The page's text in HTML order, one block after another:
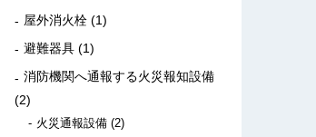
屋外消火栓 (1)
避難器具 (1)
消防機関へ通報する火災報知設備
(2)
火災通報設備 (2)